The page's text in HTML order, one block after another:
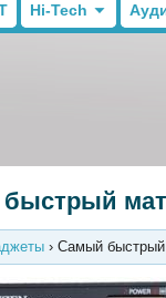
Hi-Tech
› Самый быстрый